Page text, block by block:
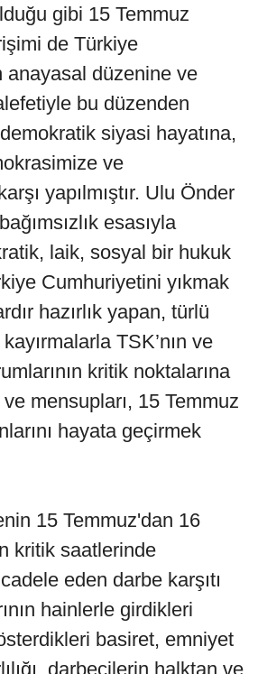
gibi 15 Temmuz
de Türkiye
anayasal düzenine ve
bu düzenden
siyasi hayatına,
ve
yapılmıştır. Ulu Önder
esasıyla
laik, sosyal bir hukuk
Cumhuriyetini yıkmak
hazırlık yapan, türlü
TSK’nın ve
kritik noktalarına
mensupları, 15 Temmuz
hayata geçirmek
15 Temmuz'dan 16
kritik saatlerinde
eden darbe karşıtı
hainlerle girdikleri
basiret, emniyet
darbecilerin halktan ve